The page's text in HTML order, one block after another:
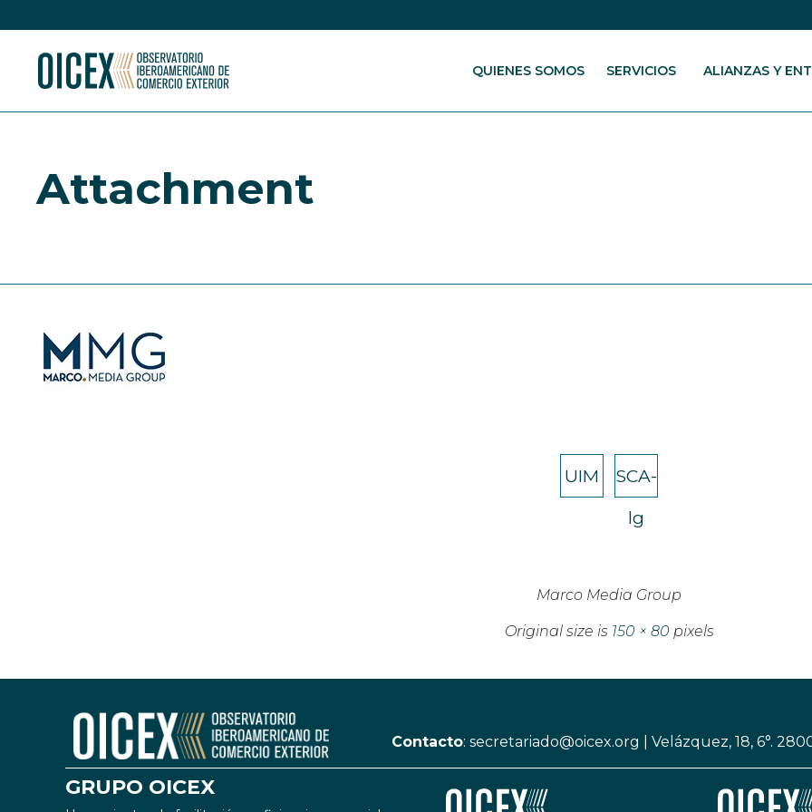
QUIENES SOMOS SERVICIOS ALIANZAS Y
Attachment
UIM
SCA-
lg
Marco Media Group
Original size is 150 × 80 pixels
Contacto: secretariado@oicex.org Velázquez, 18, 6°.
GRUPO OICEX